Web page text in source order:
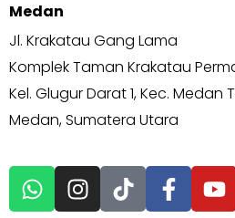
Medan
Jl. Krakatau Gang Lama
Komplek Taman Krakatau
Kel. Glugur Darat 1, Kec. Medan
Medan, Sumatera Utara